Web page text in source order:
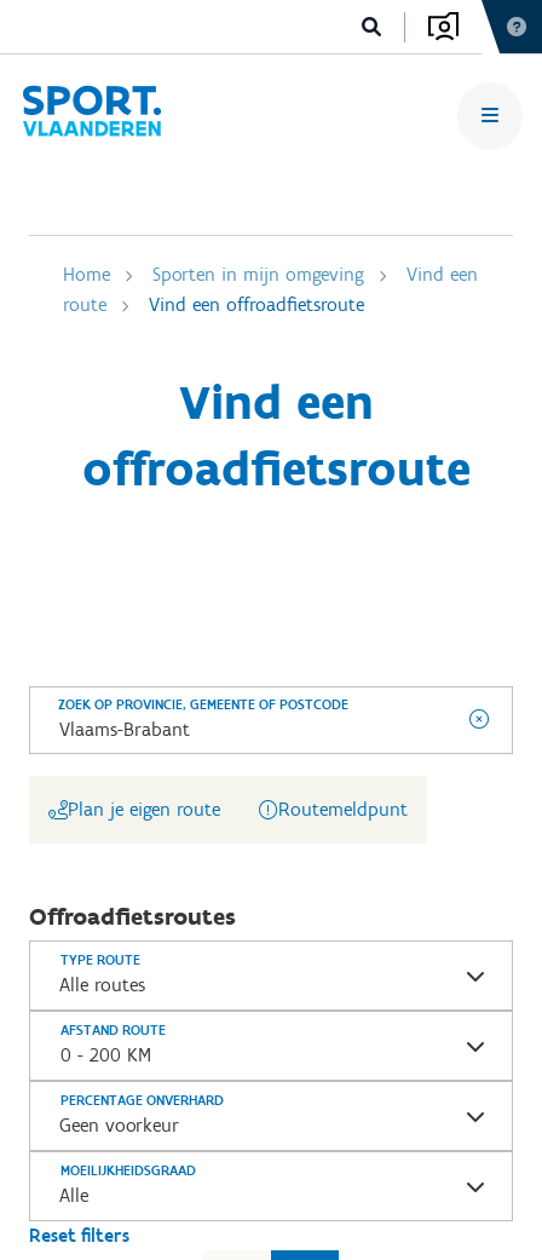
Home Sporten in mijn omgeving
Vind een
route
Vind een offroadfietsroute
Vind een
offroadfietsroute
ZOEK OP PROVINCIE, GEMEENTE OF POSTCODE
Plan je eigen route Routemeldpunt
Offroadfietsroutes
TYPE ROUTE
Alle routes
AFSTAND ROUTE
0 - 200 KM
PERCENTAGE ONVERHARD
Geen voorkeur
MOEILIJKHEIDSGRAAD
Alle
Reset filters